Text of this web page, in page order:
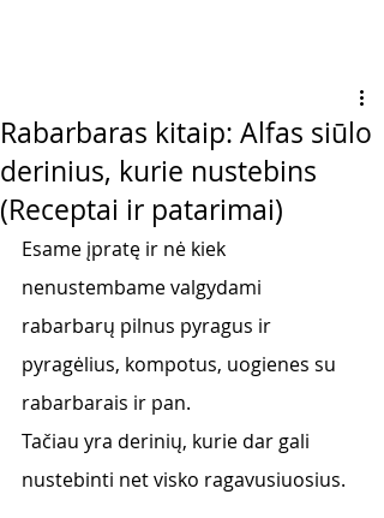
Rabarbaras kitaip: Alfas siūlo
derinius, kurie nustebins
(Receptai ir patarimai)
Esame įpratę ir nė kiek
nenustembame valgydami
rabarbarų pilnus pyragus ir
pyragėlius, kompotus, uogienes su
rabarbarais ir pan.
Tačiau yra derinių, kurie dar gali
nustebinti net visko ragavusiuosius.